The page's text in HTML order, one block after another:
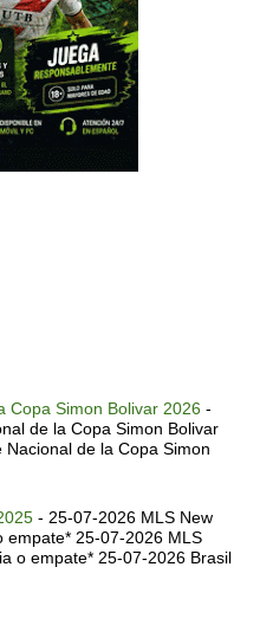
Copa Simon Bolivar 2026 -
de la Copa Simon Bolivar
de la Copa Simon
- 25-07-2026 MLS New
empate* 25-07-2026 MLS
o empate* 25-07-2026 Brasil